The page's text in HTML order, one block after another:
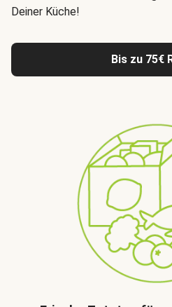
Deiner Küche!
Bis zu 75€